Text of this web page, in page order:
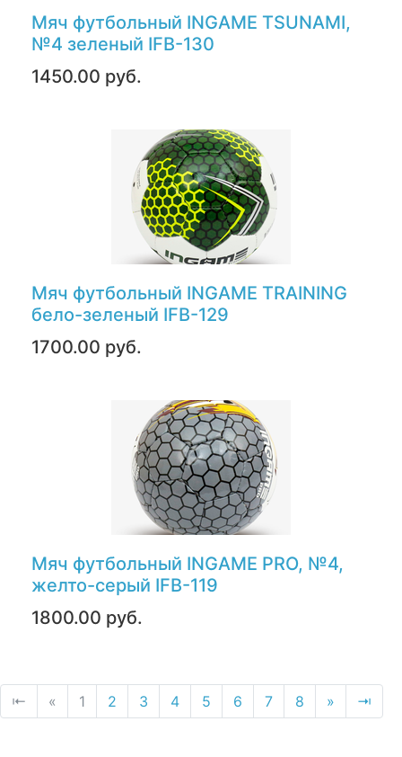
Мяч футбольный INGAME TSUNAMI,
№4 зеленый IFB-130
1450.00 руб.
Мяч футбольный INGAME TRAINING
бело-зеленый IFB-129
1700.00 руб.
Мяч футбольный INGAME PRO, №4,
желто-серый IFB-119
1800.00 руб.
⇤ « 1 2 3 4 5 6 7 8 » ⇥